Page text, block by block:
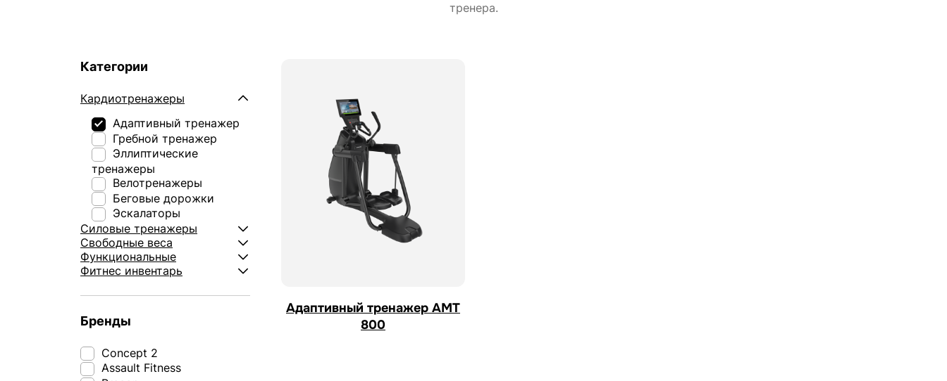
тренера.
Категории
Кардиотренажеры
Адаптивный тренажер
Гребной тренажер
Эллиптические
тренажеры
Велотренажеры
Беговые дорожки
Эскалаторы
Силовые тренажеры
Свободные веса
Функциональные
Фитнес инвентарь
Бренды
Concept 2
Assault Fitness
Адаптивный тренажер AMT
800